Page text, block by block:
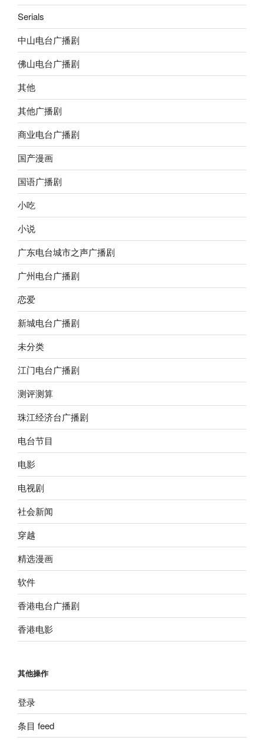
Serials
中山电台广播剧
佛山电台广播剧
其他
其他广播剧
商业电台广播剧
国产漫画
国语广播剧
小吃
小说
广东电台城市之声广播剧
广州电台广播剧
恋爱
新城电台广播剧
未分类
江门电台广播剧
测评测算
珠江经济台广播剧
电台节目
电影
电视剧
社会新闻
穿越
精选漫画
软件
香港电台广播剧
香港电影
其他操作
登录
条目 feed